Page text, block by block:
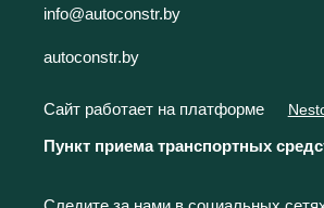
info@autoconstr.by
autoconstr.by
Сайт работает на платформе
Пункт приема транспортных